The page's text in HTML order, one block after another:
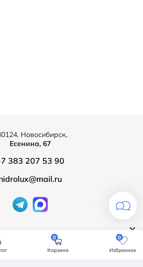
Новосибирск,
Есенина, 67
383 207 53 90
0
Корзина
0
Избранное